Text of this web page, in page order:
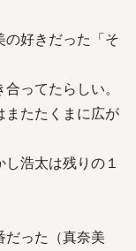
好きだった「そ
ってたらしい。
またたくまに広が
浩太は残りの１
だった（真奈美